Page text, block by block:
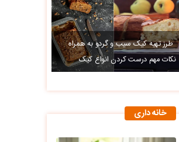
طرز تهیه کیک سیب و گردو به همراه
نکات مهم درست کردن انواع کیک
خانه داری